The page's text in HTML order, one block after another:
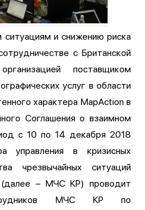
и снижению риска
с Британской
поставщиком
услуг в области
характера MapAction в
Соглашения о взаимном
с 10 по 14 декабря 2018
управления в кризисных
чрезвычайных ситуаций
(далее – МЧС КР) проводит
МЧС КР по